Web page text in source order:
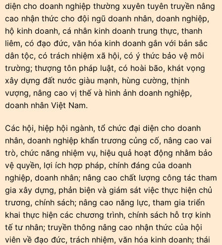
diện cho doanh nghiệp thường xuyên tuyên truyền nâng
cao nhận thức cho đội ngũ doanh nhân, doanh nghiệp,
hộ kinh doanh, cá nhân kinh doanh trung thực, thanh
liêm, có đạo đức, văn hóa kinh doanh gắn với bản sắc
dân tộc, có trách nhiệm xã hội, có ý thức bảo vệ môi
trường; thượng tôn pháp luật, có hoài bão, khát vọng
xây dựng đất nước giàu mạnh, hùng cường, thịnh
vượng, nâng cao vị thế và hình ảnh doanh nghiệp,
doanh nhân Việt Nam.
Các hội, hiệp hội ngành, tổ chức đại diện cho doanh
nhân, doanh nghiệp khẩn trương củng cố, nâng cao vai
trò, chức năng nhiệm vụ, hiệu quả hoạt động nhằm bảo
vệ quyền, lợi ích hợp pháp, chính đáng của doanh
nghiệp, doanh nhân; nâng cao chất lượng công tác tham
gia xây dựng, phản biện và giám sát việc thực hiện chủ
trương, chính sách; nâng cao năng lực, tham gia triển
khai thực hiện các chương trình, chính sách hỗ trợ kinh
tế tư nhân; truyền thông nâng cao nhận thức của hội
viên về đạo đức, trách nhiệm, văn hóa kinh doanh; thái